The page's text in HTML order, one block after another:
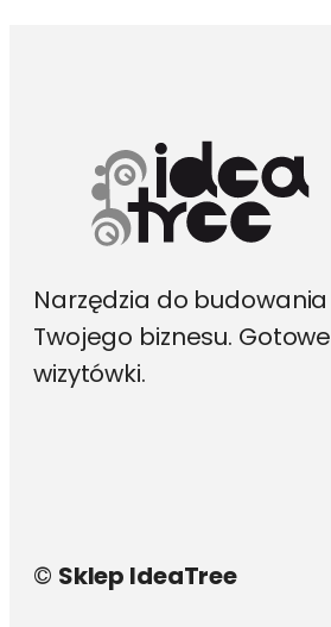
Narzędzia do budowania
Twojego biznesu. Gotowe
wizytówki.
© Sklep IdeaTree